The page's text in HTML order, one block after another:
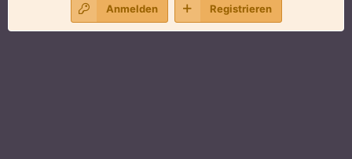
Anmelden Registrieren